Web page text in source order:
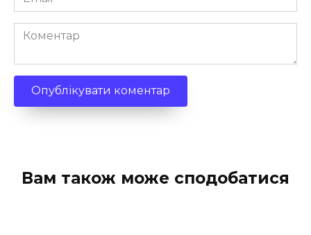
*
Коментар
Вам також може сподобатися